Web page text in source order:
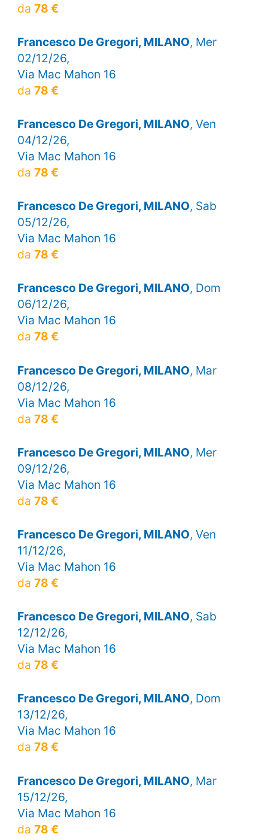
da 78 €
Francesco De Gregori, MILANO, Mer
02/12/26,
Via Mac Mahon 16
da 78 €
Francesco De Gregori, MILANO, Ven
04/12/26,
Via Mac Mahon 16
da 78 €
Francesco De Gregori, MILANO, Sab
05/12/26,
Via Mac Mahon 16
da 78 €
Francesco De Gregori, MILANO, Dom
06/12/26,
Via Mac Mahon 16
da 78 €
Francesco De Gregori, MILANO, Mar
08/12/26,
Via Mac Mahon 16
da 78 €
Francesco De Gregori, MILANO, Mer
09/12/26,
Via Mac Mahon 16
da 78 €
Francesco De Gregori, MILANO, Ven
11/12/26,
Via Mac Mahon 16
da 78 €
Francesco De Gregori, MILANO, Sab
12/12/26,
Via Mac Mahon 16
da 78 €
Francesco De Gregori, MILANO, Dom
13/12/26,
Via Mac Mahon 16
da 78 €
Francesco De Gregori, MILANO, Mar
15/12/26,
Via Mac Mahon 16
da 78 €